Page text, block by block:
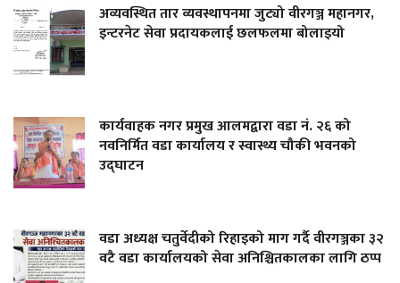
अव्यवस्थित तार व्यवस्थापनमा जुट्यो वीरगञ्ज महानगर,
इन्टरनेट सेवा प्रदायकलाई छलफलमा बोलाइयो
कार्यवाहक नगर प्रमुख आलमद्वारा वडा नं. २६ को
नवनिर्मित वडा कार्यालय र स्वास्थ्य चौकी भवनको
उद्घाटन
वडा अध्यक्ष चतुर्वेदीको रिहाइको माग गर्दै वीरगञ्जका ३२
वटै वडा कार्यालयको सेवा अनिश्चितकालका लागि ठप्प